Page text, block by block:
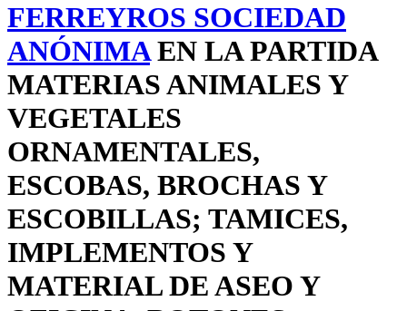
FERREYROS SOCIEDAD
ANÓNIMAEN LA PARTIDA
MATERIAS ANIMALES Y
VEGETALES
ORNAMENTALES,
ESCOBAS, BROCHAS Y
ESCOBILLAS; TAMICES,
IMPLEMENTOS Y
MATERIAL DE ASEO Y